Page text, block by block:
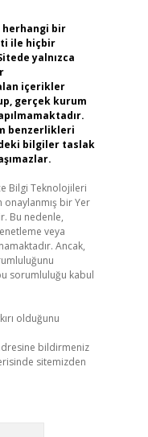
bir
ile hiçbir
yalnızca
içerikler
gerçek kurum
benzerlikleri
bilgiler taslak
Bilgi Teknolojileri
onaylanmış bir Yer
Bu nedenle,
veya
Ancak,
sorumluluğu kabul
olduğunu
bildirmeniz
sitemizden